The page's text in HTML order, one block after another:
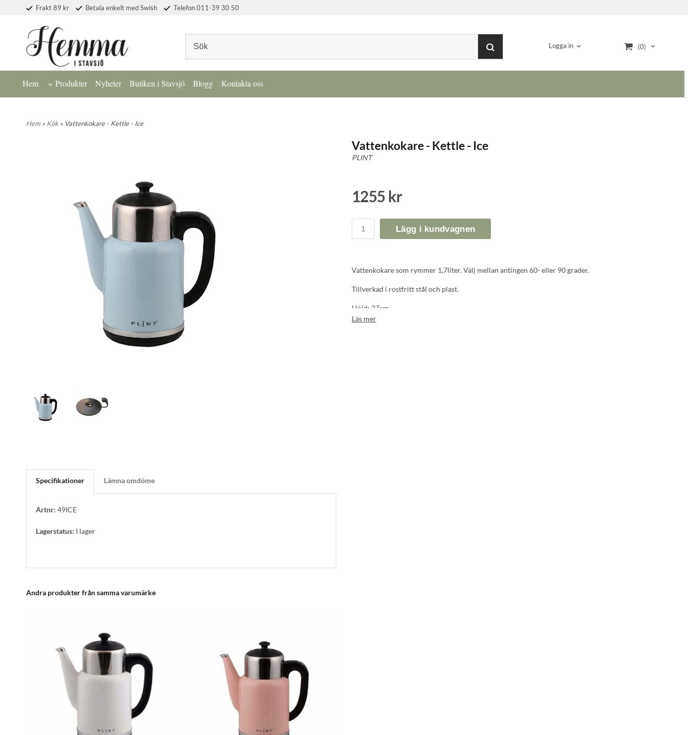
Frakt 89 kr Betala enkelt med Swish Telefon 011-39 30 50
Logga in (0)
Hem Produkter Nyheter Butiken i Stavsjö Blogg Kontakta oss
Hem » Kök» Vattenkokare - Kettle - Ice
Vattenkokare - Kettle - Ice
PLINT
1255 kr
Lägg i kundvagnen
Vattenkokare som rymmer 1,7liter. Välj mellan antingen 60- eller 90 grader.
Tillverkad i rostfritt stål och plast.
Höjd: 27cm
Läs mer
Specifikationer Lämna omdöme
Artnr: 49ICE
Lagerstatus: I lager
Andra produkter från samma varumärke